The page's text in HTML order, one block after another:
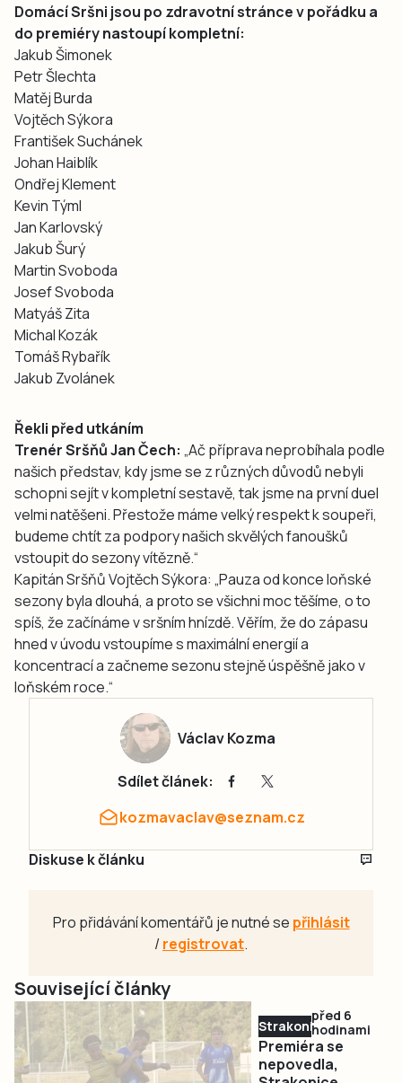
Domácí Sršni jsou po zdravotní stránce v pořádku a
do premiéry nastoupí kompletní:
Jakub Šimonek
Petr Šlechta
Matěj Burda
Vojtěch Sýkora
František Suchánek
Johan Haiblík
Ondřej Klement
Kevin Týml
Jan Karlovský
Jakub Šurý
Martin Svoboda
Josef Svoboda
Matyáš Zita
Michal Kozák
Tomáš Rybařík
Jakub Zvolánek
Řekli před utkáním
Trenér Sršňů Jan Čech: „Ač příprava neprobíhala podle
našich představ, kdy jsme se z různých důvodů nebyli
schopni sejít v kompletní sestavě, tak jsme na první duel
velmi natěšeni. Přestože máme velký respekt k soupeři,
budeme chtít za podpory našich skvělých fanoušků
vstoupit do sezony vítězně.“
Kapitán Sršňů Vojtěch Sýkora: „Pauza od konce loňské
sezony byla dlouhá, a proto se všichni moc těšíme, o to
spíš, že začínáme v sršním hnízdě. Věřím, že do zápasu
hned v úvodu vstoupíme s maximální energií a
koncentrací a začneme sezonu stejně úspěšně jako v
loňském roce.“
Václav Kozma
Sdílet článek:
kozmavaclav@seznam.cz
Diskuse k článku
Pro přidávání komentářů je nutné se přihlásit
/registrovat.
Související články
Strakonicko
před 6
hodinami
Premiéra se
nepovedla,